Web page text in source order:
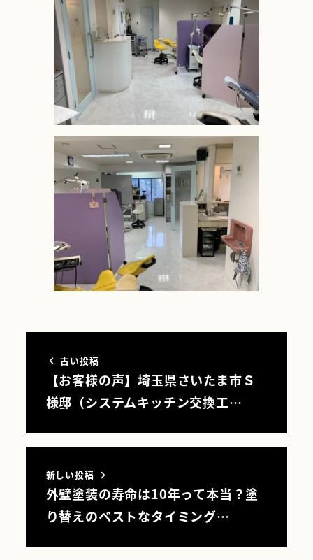
古い投稿
【お客様の声】埼玉県さいたま市Ｓ
様邸（システムキッチン交換工…
新しい投稿
外壁塗装の寿命は10年って本当？塗
り替えのベストなタイミング…